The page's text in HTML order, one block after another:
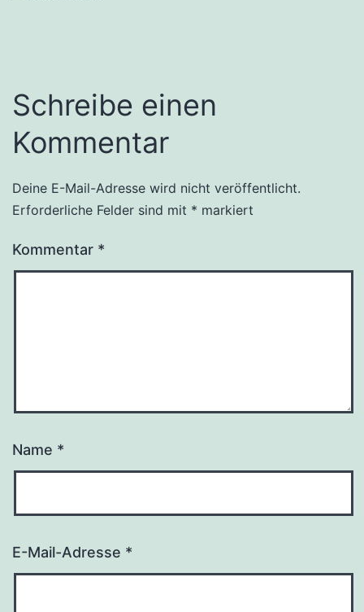
Schreibe einen
Kommentar
Deine E-Mail-Adresse wird nicht veröffentlicht.
Erforderliche Felder sind mit * markiert
Kommentar *
Name *
E-Mail-Adresse *